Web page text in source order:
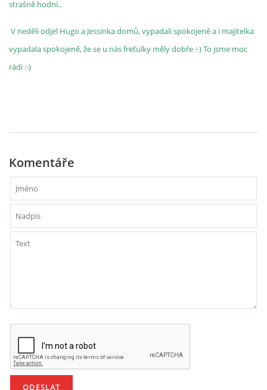
strašně hodní..
V neděli odjel Hugo a Jessinka domů, vypadali spokojeně a i majitelka
vypadala spokojeně, že se u nás freťulky měly dobře :-) To jsme moc
rádi :-)
Komentáře